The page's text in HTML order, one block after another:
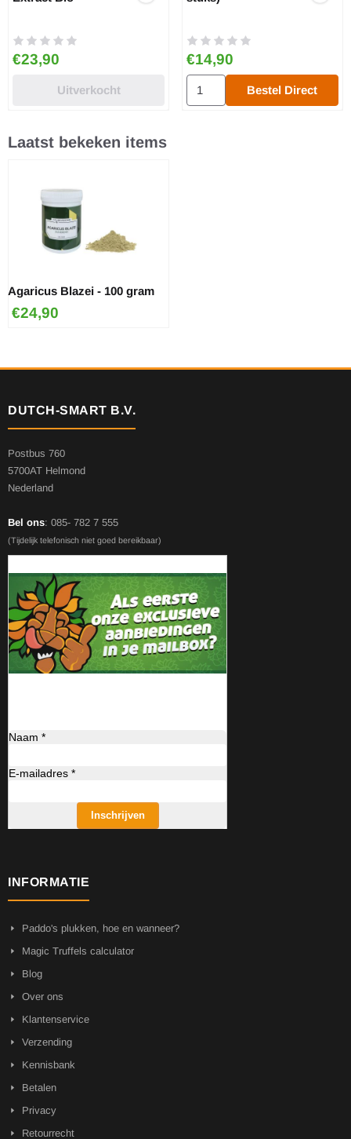
Prijs: 23,90
€23,90
Uitverkocht
Prijs: 14,90
€14,90
Aantal kiezen voor Maitake
Bestel Direct
Laatst bekeken items
Agaricus Blazei - 100 gram
€24,90
DUTCH-SMART B.V.
Postbus 760
5700AT Helmond
Nederland
Bel ons: 085- 782 7 555
(Tijdelijk telefonisch niet goed bereikbaar)
Naam *
E-mailadres *
Inschrijven
INFORMATIE
Paddo's plukken, hoe en wanneer?
Magic Truffels calculator
Blog
Over ons
Klantenservice
Verzending
Kennisbank
Betalen
Privacy
Retourrecht